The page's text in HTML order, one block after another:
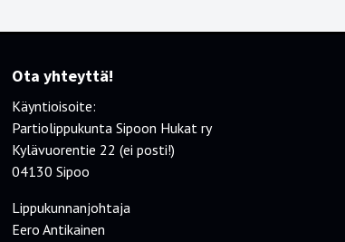
Ota yhteyttä!
Käyntioisoite:
Partiolippukunta Sipoon Hukat ry
Kylävuorentie 22 (ei posti!)
04130 Sipoo
Lippukunnanjohtaja
Eero Antikainen